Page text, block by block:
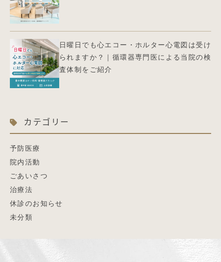
日曜日でも心エコー・ホルター心電図は受け
られますか？｜循環器専門医による当院の検
査体制をご紹介
カテゴリー
予防医療
院内活動
ごあいさつ
治療法
休診のお知らせ
未分類